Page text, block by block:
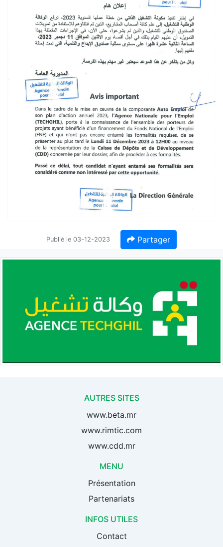
Publié le 03-12-2023 Partager
AUTRES SITES
www.beta.mr
www.rimtic.com
www.cdd.mr
MENU
Présentation
Partenariats
INFOS UTILES
Contact